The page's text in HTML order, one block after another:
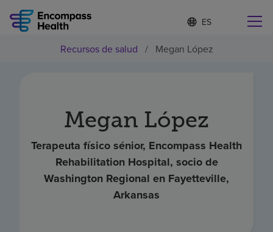
Lista
de
idiomas
contraída
d
o
e
c
o
n
Encuentre una localidad cerca de usted
Por qué debe elegirnos
Servicios de rehabilitación
Recursos de salud / Megan López
Megan López
Terapeuta físico sénior, Encompass Health
Rehabilitation Hospital, socio de
Washington Regional en Fayetteville,
Arkansas